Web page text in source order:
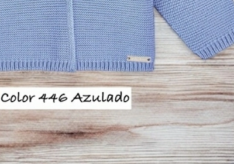
camisas y jerseys
de bebé
y ranitas
interior, bodys,
Accesorios
Arras y fiesta
Blusas y camisas
Chaquetas y jersey
Conjuntos
Ropa de abrigo
Ropa de baño
Ropa interior